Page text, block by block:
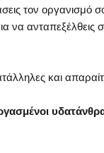
τον οργανισμό
να ανταπεξέλθεις
και